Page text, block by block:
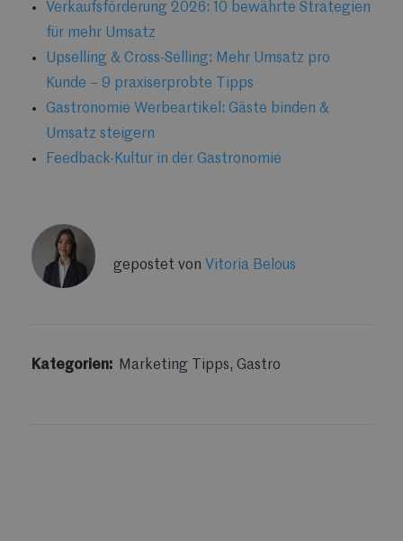
Verkaufsförderung 2026: 10 bewährte Strategien
für mehr Umsatz
Upselling & Cross-Selling: Mehr Umsatz pro
Kunde – 9 praxiserprobte Tipps
Gastronomie Werbeartikel: Gäste binden &
Umsatz steigern
Feedback-Kultur in der Gastronomie
gepostet von Vitoria Belous
Kategorien: Marketing Tipps, Gastro